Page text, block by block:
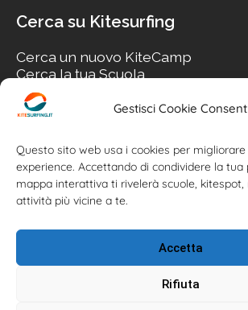
Gestisci Cookie Consent
Questo sito web usa i cookies per
experience. Accettando di condividere la tua
mappa interattiva ti rivelerà scuole,
attività più vicine a te.
Accetta
Rifiuta
Cerca su Kitesurfing
Cerca un nuovo KiteCamp
Cerca la tua Scuola
Cerca il tuo KiteSpot
Cerca Accommodation
Cerca il tuo Usato